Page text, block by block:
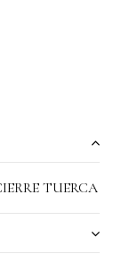
TUERCA